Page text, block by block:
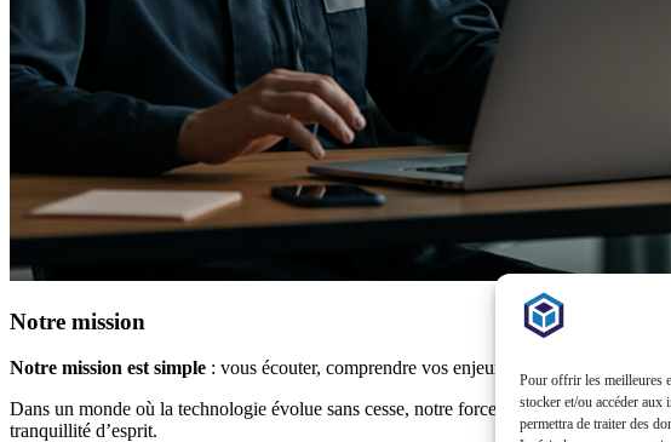
Pour offrir les meilleures
stocker et/ou accéder aux
permettra de traiter des
Notre mission
Notre mission est simple : vous écouter, comprendre vos enjeux, et vous apporter
Dans un monde où la technologie évolue sans cesse, notre force réside dans notre
tranquillité d’esprit.